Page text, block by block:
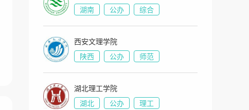
湖南
公办 综合
西安文理学院
陕西
公办 师范
湖北理工学院
湖北
公办 理工